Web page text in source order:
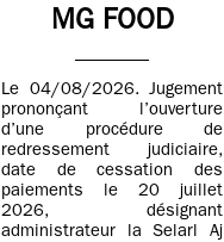
MG FOOD
Le 04/08/2026. Jugement
prononçant l’ouverture
d’une procédure de
redressement judiciaire,
date de cessation des
paiements le 20 juillet
2026, désignant
administrateur la Selarl Aj